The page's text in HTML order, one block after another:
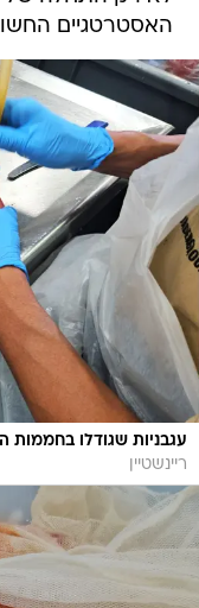
האסטרטגיים
עגבניות שגודלו בחממות
ריינשטיין